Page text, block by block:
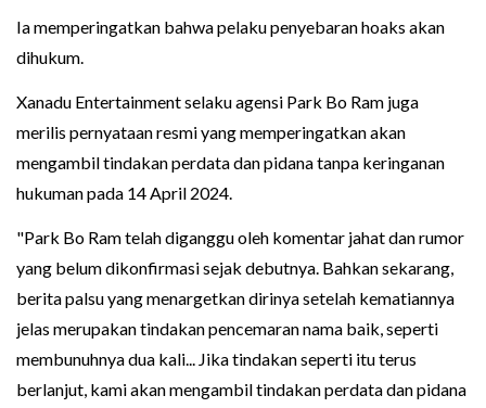
Ia memperingatkan bahwa pelaku penyebaran hoaks akan
dihukum.
Xanadu Entertainment selaku agensi Park Bo Ram juga
merilis pernyataan resmi yang memperingatkan akan
mengambil tindakan perdata dan pidana tanpa keringanan
hukuman pada 14 April 2024.
"Park Bo Ram telah diganggu oleh komentar jahat dan rumor
yang belum dikonfirmasi sejak debutnya. Bahkan sekarang,
berita palsu yang menargetkan dirinya setelah kematiannya
jelas merupakan tindakan pencemaran nama baik, seperti
membunuhnya dua kali... Jika tindakan seperti itu terus
berlanjut, kami akan mengambil tindakan perdata dan pidana